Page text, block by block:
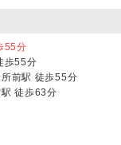
55分
歩55分
前駅 徒歩55分
徒歩63分